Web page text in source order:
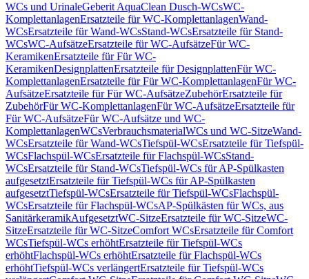
WCs und UrinaleGeberit AquaClean Dusch-WCsWC-
KomplettanlagenErsatzteile für WC-KomplettanlagenWand-
WCsErsatzteile für Wand-WCsStand-WCsErsatzteile für Stand-
WCsWC-AufsätzeErsatzteile für WC-AufsätzeFür WC-
KeramikenErsatzteile für Für WC-
KeramikenDesignplattenErsatzteile für DesignplattenFür WC-
KomplettanlagenErsatzteile für Für WC-KomplettanlagenFür WC-
AufsätzeErsatzteile für Für WC-AufsätzeZubehörErsatzteile für
ZubehörFür WC-KomplettanlagenFür WC-AufsätzeErsatzteile für
Für WC-AufsätzeFür WC-Aufsätze und WC-
KomplettanlagenWCsVerbrauchsmaterialWCs und WC-SitzeWand-
WCsErsatzteile für Wand-WCsTiefspül-WCsErsatzteile für Tiefspül-
WCsFlachspül-WCsErsatzteile für Flachspül-WCsStand-
WCsErsatzteile für Stand-WCsTiefspül-WCs für AP-Spülkasten
aufgesetztErsatzteile für Tiefspül-WCs für AP-Spülkasten
aufgesetztTiefspül-WCsErsatzteile für Tiefspül-WCsFlachspül-
WCsErsatzteile für Flachspül-WCsAP-Spülkästen für WCs, aus
SanitärkeramikAufgesetztWC-SitzeErsatzteile für WC-SitzeWC-
SitzeErsatzteile für WC-SitzeComfort WCsErsatzteile für Comfort
WCsTiefspül-WCs erhöhtErsatzteile für Tiefspül-WCs
erhöhtFlachspül-WCs erhöhtErsatzteile für Flachspül-WCs
erhöhtTiefspül-WCs verlängertErsatzteile für Tiefspül-WCs